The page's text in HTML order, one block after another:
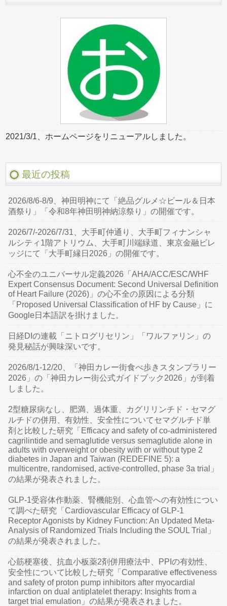
2021/3/1、ホームページをリニューアルしました。
最近の投稿
2026/8/6-8/9、神田明神にて「絶品グルメ☆ビール＆日本
酒祭り」「令和8年神田明神納涼祭り」の開催です。
2026/7/-2026/7/31、大手町仲通り、大手町フィナンシャ
ルシティ1階アトリウム、大手町川端緑道、東京金融ビレ
ッジにて「大手町縁日2026」の開催です。
心不全のユニバーサル定義2026「AHA/ACC/ESC/WHF
Expert Consensus Document: Second Universal Definition
of Heart Failure (2026)」の心不全の原因による分類
「Proposed Universal Classification of HF by Cause」に
Google日本語訳を掛けました。
日経DIの連載「ニトログリセリン」「ワルファリン」の
発見秘話が興味深いです。
2026/8/1-12/20、「神田カレー街食べ歩きスタンプラリー
2026」の「神田カレー街公式ガイドブック2026」が到着
しました。
2型糖尿病なし、肥満、過体重、カグリリンチド・セマグ
ルチドの併用、有効性、安全性についてセマグルチド単
剤と比較した研究「Efficacy and safety of co-administered
cagrilintide and semaglutide versus semaglutide alone in
adults with overweight or obesity with or without type 2
diabetes in Japan and Taiwan (REDEFINE 5): a
multicentre, randomised, active-controlled, phase 3a trial」
の結果が発表されました。
GLP-1受容体作動薬、腎機能別、心血管への有効性につい
て調べた研究「Cardiovascular Efficacy of GLP-1
Receptor Agonists by Kidney Function: An Updated Meta-
Analysis of Randomized Trials Including the SOUL Trial」
の結果が発表されました。
心筋梗塞後、抗血小板薬2剤併用療法中、PPIの有効性、
安全性について比較した研究「Comparative effectiveness
and safety of proton pump inhibitors after myocardial
infarction on dual antiplatelet therapy: Insights from a
target trial emulation」の結果が発表されました。